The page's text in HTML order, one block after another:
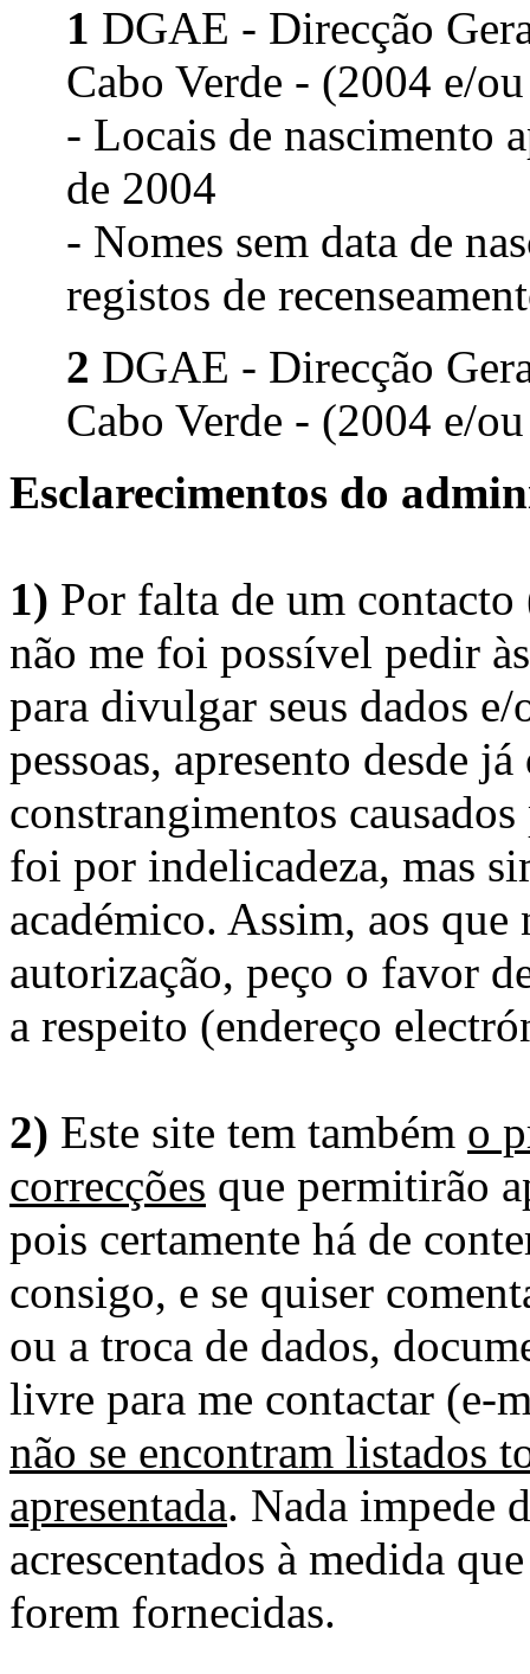
1 DGAE - Direcção
Cabo Verde - (2004 e/
- Locais de nascimento
de 2004
- Nomes sem data de
registos de
2 DGAE - Direcção
Cabo Verde - (2004 e/
Esclarecimentos do
1) Por falta de um
não me foi possível pedir
para divulgar seus dados
pessoas, apresento desde
constrangimentos
foi por indelicadeza, mas
académico. Assim, aos
autorização, peço o favor
a respeito (endereço
2) Este site tem também o
correcções que permitirão
pois certamente há de
consigo, e se quiser
ou a troca de dados,
livre para me contactar (e-
não se encontram listados
apresentada. Nada impede
acrescentados à medida
forem fornecidas.